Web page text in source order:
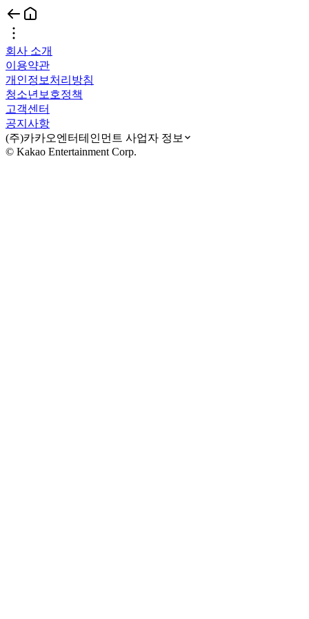
회사 소개
이용약관
개인정보처리방침
청소년보호정책
고객센터
공지사항
(주)카카오엔터테인먼트 사업자 정보
© Kakao Entertainment Corp.